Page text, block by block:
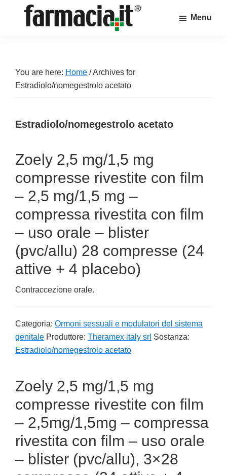
sul
mondo
online
Menu
You are here: Home /Archives for
Estradiolo/nomegestrolo acetato
Estradiolo/nomegestrolo acetato
Zoely 2,5 mg/1,5 mg
compresse rivestite con film
– 2,5 mg/1,5 mg –
compressa rivestita con film
– uso orale – blister
(pvc/allu) 28 compresse (24
attive + 4 placebo)
Contraccezione orale.
Categoria: Ormoni sessuali e modulatori del sistema
genitale Produttore: Theramex italy srl Sostanza:
Estradiolo/nomegestrolo acetato
Zoely 2,5 mg/1,5 mg
compresse rivestite con film
– 2,5mg/1,5mg – compressa
rivestita con film – uso orale
– blister (pvc/allu), 3×28